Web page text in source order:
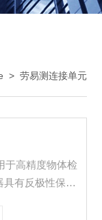
> 劳易测连接单元
于高精度物体检
具有反极性保